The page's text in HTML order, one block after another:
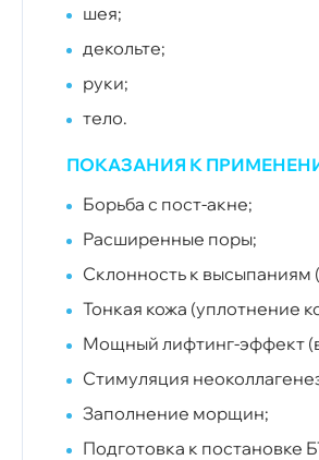
шея;
декольте;
руки;
тело.
ПОКАЗАНИЯ К
Борьба с пост-акне;
Расширенные поры;
Склонность к высыпаниям
Тонкая кожа (уплотнение
Мощный лифтинг-эффект
Стимуляция
Заполнение морщин;
Подготовка к постановке